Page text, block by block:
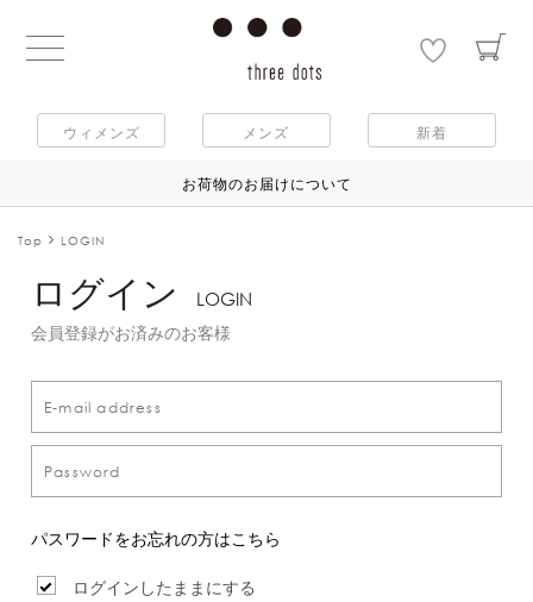
ウィメンズ メンズ 新着
お荷物のお届けについて
Top LOGIN
ログイン LOGIN
会員登録がお済みのお客様
パスワードをお忘れの方はこちら
ログインしたままにする